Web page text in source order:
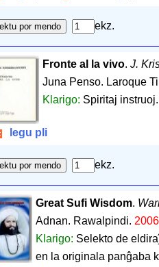
ekz.
Fronte al la vivo. J.
Juna Penso. Laroque
Klarigo: Spiritaj instruoj.
legu pli
ekz.
Great Sufi Wisdom.
Adnan. Rawalpindi. 2006
Klarigo: Selekto de
en la originala panĝaba